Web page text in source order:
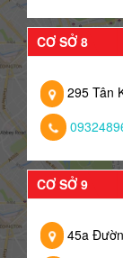
CƠ SỞ 8
295 Tân
CƠ SỞ 9
45a